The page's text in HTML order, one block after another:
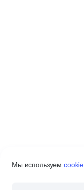
Мы используемcookie